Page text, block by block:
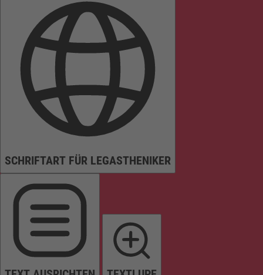
SCHRIFTART FÜR LEGASTHENIKER